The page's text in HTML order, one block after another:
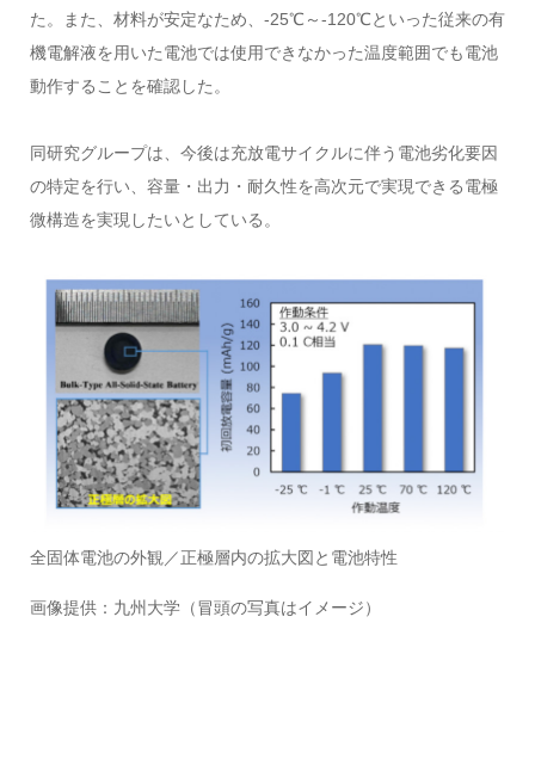
た。また、材料が安定なため、-25℃～-120℃といった従来の有
機電解液を用いた電池では使用できなかった温度範囲でも電池
動作することを確認した。
同研究グループは、今後は充放電サイクルに伴う電池劣化要因
の特定を行い、容量・出力・耐久性を高次元で実現できる電極
微構造を実現したいとしている。
全固体電池の外観／正極層内の拡大図と電池特性
画像提供：九州大学（冒頭の写真はイメージ）